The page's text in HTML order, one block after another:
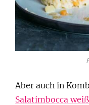
Aber auch in
Salatimbocca